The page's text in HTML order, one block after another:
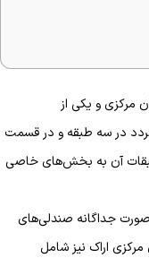
مرکزی و یکی از
در سه طبقه و در قسمت
آن به بخش‌های خاصی
هر یک به صورت جداگانه صندلی‌های
مرکزی اراک نیز شامل